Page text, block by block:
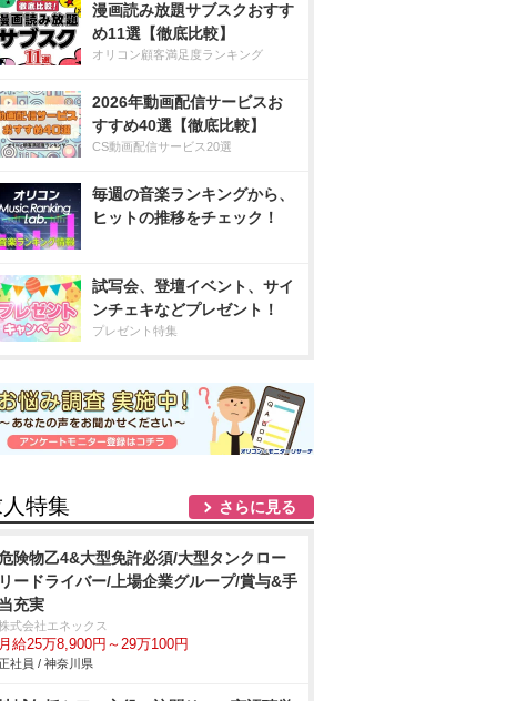
漫画読み放題サブスクおすす
め11選【徹底比較】
オリコン顧客満足度ランキング
2026年動画配信サービスお
すすめ40選【徹底比較】
CS動画配信サービス20選
毎週の音楽ランキングから、
ヒットの推移をチェック！
試写会、登壇イベント、サイ
ンチェキなどプレゼント！
プレゼント特集
特集 さらに見る
険物乙4&大型免許必須/大型タンクロー
リードライバー/上場企業グループ/賞与&手
当充実
式会社エネックス
月給25万8,900円～29万100円
社員 / 神奈川県